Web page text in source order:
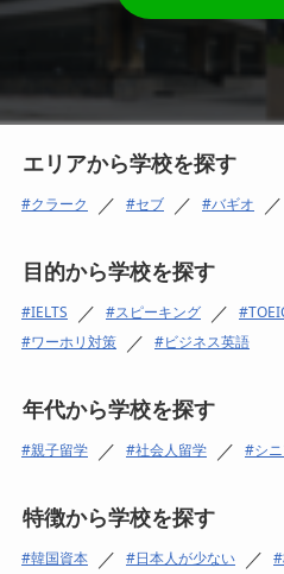
エリアから学校を探す
クラーク ／ セブ ／ バギオ ／
目的から学校を探す
IELTS ／ スピーキング ／
ワーホリ対策 ／ ビジネス英語
年代から学校を探す
親子留学 ／ 社会人留学 ／ シ
特徴から学校を探す
韓国資本 ／ 日本人が少ない ／